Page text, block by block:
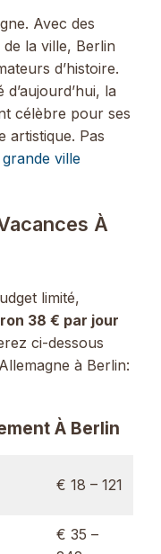
Avec des
la ville, Berlin
d’histoire.
la
célèbre pour ses
artistique. Pas
ville
À
limité,
38 € par jour
ci-dessous
à Berlin:
À Berlin
€ 18 – 121
€ 35 –